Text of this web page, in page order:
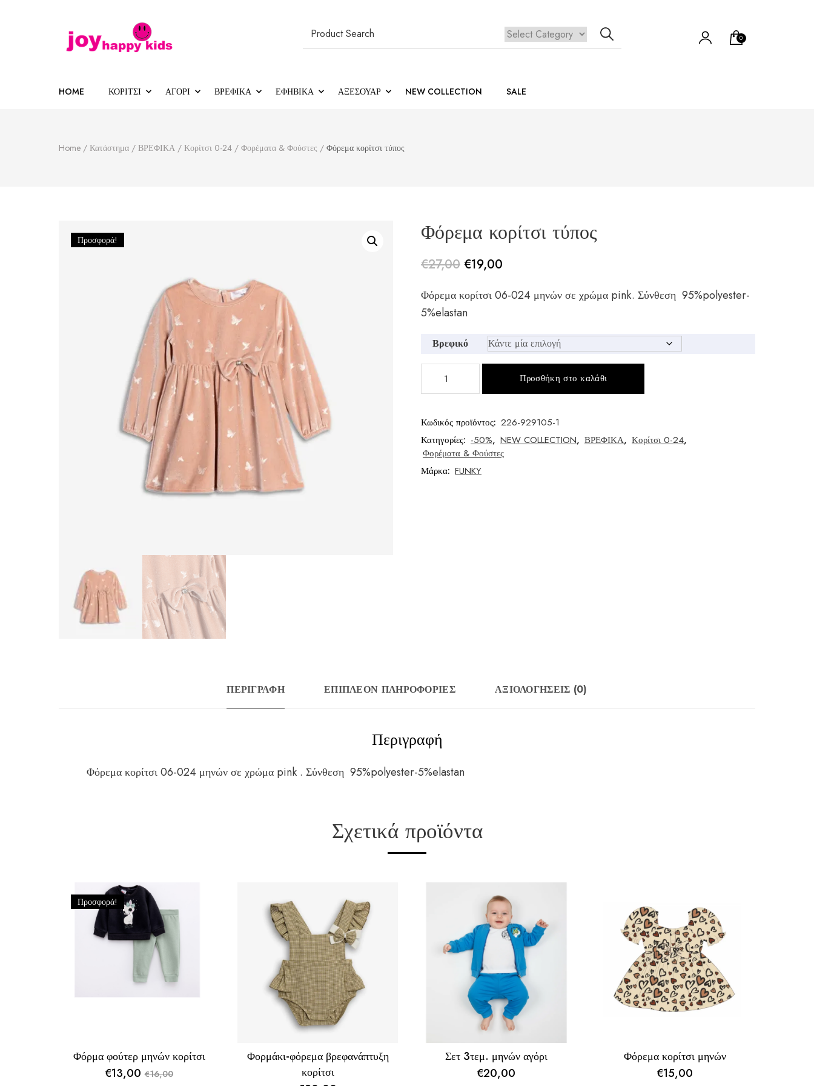
Search
for:
0
HOME ΚΟΡΙΤΣΙ ΑΓΟΡΙ ΒΡΕΦΙΚΑ ΕΦΗΒΙΚΆ ΑΞΕΣΟΥΑΡ NEW COLLECTION SALE
Home / Κατάστημα / ΒΡΕΦΙΚΑ / Κορίτσι 0-24 / Φορέματα & Φούστες / Φόρεμα κορίτσι τύπος
Προσφορά! Φόρεμα κορίτσι τύπος
€27,00
price
€27,00.
€19,00
τρέχουσα
είναι:
€19,00.
Φόρεμα κορίτσι 06-024 μηνών σε χρώμα pink. Σύνθεση 95%polyester-
5%elastan
Βρεφικό
κορίτσι
Προσθήκη στο καλάθι
Κωδικός προϊόντος: 226-929105-1
Κατηγορίες: -50%, NEW COLLECTION, ΒΡΕΦΙΚΑ, Κορίτσι 0-24,
Φορέματα & Φούστες
Μάρκα: FUNKY
ΠΕΡΙΓΡΑΦΉ ΕΠΙΠΛΈΟΝ ΠΛΗΡΟΦΟΡΊΕΣ ΑΞΙΟΛΟΓΉΣΕΙΣ (0)
Περιγραφή
Φόρεμα κορίτσι 06-024 μηνών σε χρώμα pink . Σύνθεση 95%polyester-5%elastan
Σχετικά προϊόντα
Προσφορά!
Φόρμα φούτερ μηνών κορίτσι
€16,00
Original
€13,00Η
Φορμάκι-φόρεμα βρεφανάπτυξη
κορίτσι
Σετ 3τεμ. μηνών αγόρι
€20,00
Φόρεμα κορίτσι μηνών
€15,00